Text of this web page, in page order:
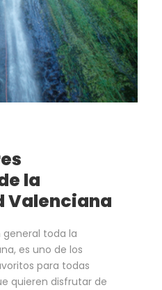
la
Valenciana
general toda la
es uno de los
para todas
quieren disfrutar de